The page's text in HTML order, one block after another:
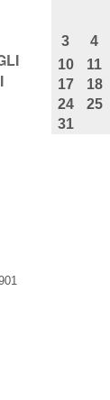
3
4
10
11
17
18
24
25
31